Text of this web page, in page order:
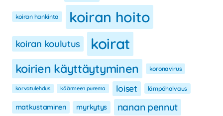
koiran hankinta koiran hoito
koiran koulutus koirat
koirien käyttäytyminen koronavirus
korvatulehdus käärmeen purema loiset lämpöhalvaus
matkustaminen myrkytys nanan pennut